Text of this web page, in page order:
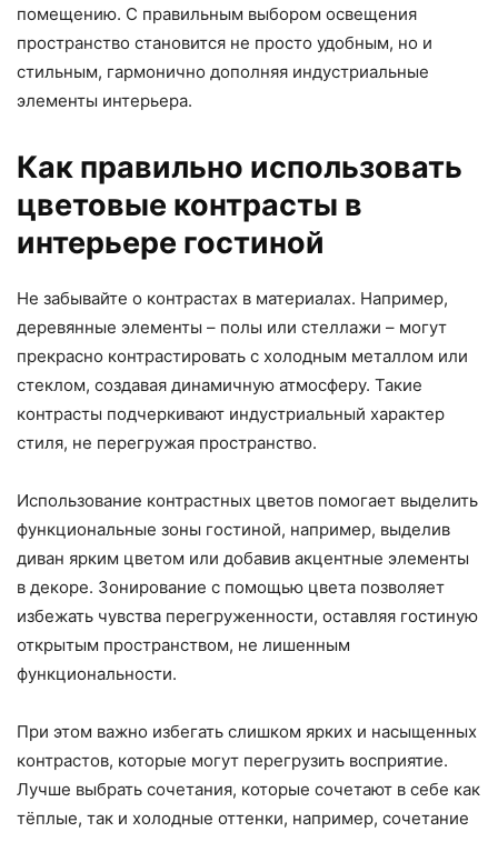
помещению. С правильным выбором освещения
пространство становится не просто удобным, но и
стильным, гармонично дополняя индустриальные
элементы интерьера.
Как правильно использовать
цветовые контрасты в
интерьере гостиной
Не забывайте о контрастах в материалах. Например,
деревянные элементы – полы или стеллажи – могут
прекрасно контрастировать с холодным металлом или
стеклом, создавая динамичную атмосферу. Такие
контрасты подчеркивают индустриальный характер
стиля, не перегружая пространство.
Использование контрастных цветов помогает выделить
функциональные зоны гостиной, например, выделив
диван ярким цветом или добавив акцентные элементы
в декоре. Зонирование с помощью цвета позволяет
избежать чувства перегруженности, оставляя гостиную
открытым пространством, не лишенным
функциональности.
При этом важно избегать слишком ярких и насыщенных
контрастов, которые могут перегрузить восприятие.
Лучше выбрать сочетания, которые сочетают в себе как
тёплые, так и холодные оттенки, например, сочетание